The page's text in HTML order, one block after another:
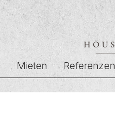
Mieten Referenzen